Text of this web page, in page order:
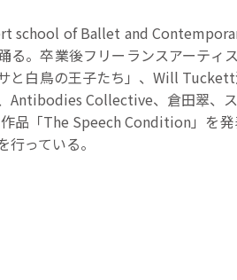
school of Ballet and
る。卒業後フリーランスアーテ
と白鳥の王子たち」、Will
Antibodies Collective、倉田翠、
品「The Speech Condition」を
行っている。